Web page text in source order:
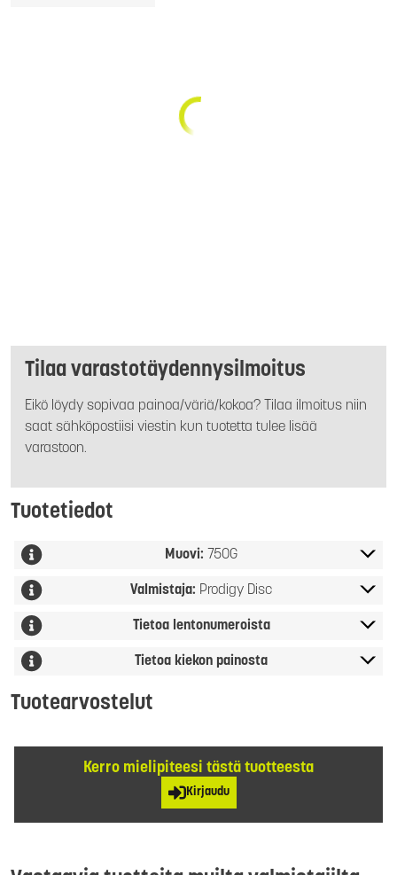
Tilaa varastotäydennysilmoitus
Eikö löydy sopivaa painoa/väriä/kokoa? Tilaa ilmoitus niin
saat sähköpostiisi viestin kun tuotetta tulee lisää
varastoon.
Tuotetiedot
Muovi: 750G
Valmistaja: Prodigy Disc
Tietoa lentonumeroista
Tietoa kiekon painosta
Tuotearvostelut
Kerro mielipiteesi tästä tuotteesta
Kirjaudu